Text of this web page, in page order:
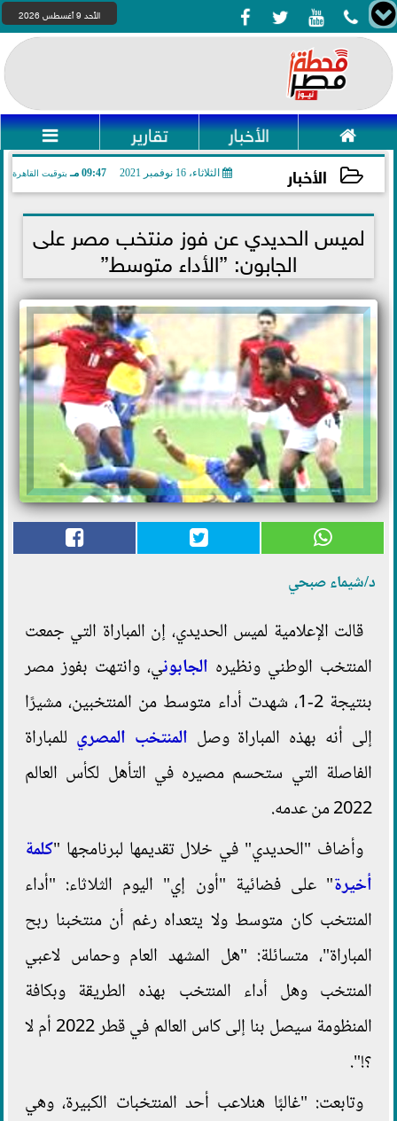
    الأحد 9 أغسطس 2026
 الأخبار تقارير 
الأخبار الثلاثاء، 16 نوفمبر 2021 09:47 مـ بتوقيت القاهرة
2021-11-16 21:47:54
لميس الحديدي عن فوز منتخب مصر على
الجابون: ”الأداء متوسط”
د/شيماء صبحي
قالت الإعلامية لميس الحديدي، إن المباراة التي جمعت
المنتخب الوطني ونظيره الجابوني، وانتهت بفوز مصر
بنتيجة 2-1، شهدت أداء متوسط من المنتخبين، مشيرًا
إلى أنه بهذه المباراة وصل المنتخب المصري للمباراة
الفاصلة التي ستحسم مصيره في التأهل لكأس العالم
2022 من عدمه.
وأضاف "الحديدي" في خلال تقديمها لبرنامجها "كلمة
أخيرة" على فضائية "أون إي" اليوم الثلاثاء: "أداء
المنتخب كان متوسط ولا يتعداه رغم أن منتخبنا ربح
المباراة"، متسائلة: "هل المشهد العام وحماس لاعبي
المنتخب وهل أداء المنتخب بهذه الطريقة وبكافة
المنظومة سيصل بنا إلى كاس العالم في قطر 2022 أم لا
؟!".
وتابعت: "غالبًا هنلاعب أحد المنتخبات الكبيرة، وهي